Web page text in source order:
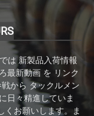
は 新製品入荷情報
最新動画 を リンク
から タックルメン
日々精進していま
くお願いします。ま